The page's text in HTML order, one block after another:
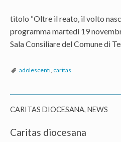
titolo “Oltre il reato, il volto
programma martedì 19
Sala Consiliare del Comune di
adolescenti caritas
CARITAS DIOCESANA, NEWS
Caritas diocesana